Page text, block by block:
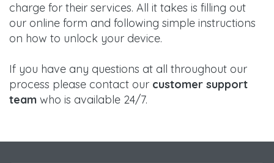
charge for their services. All it takes is filling out
our online form and following simple instructions
on how to unlock your device.
If you have any questions at all throughout our
process please contact our customer support
team who is available 24/7.